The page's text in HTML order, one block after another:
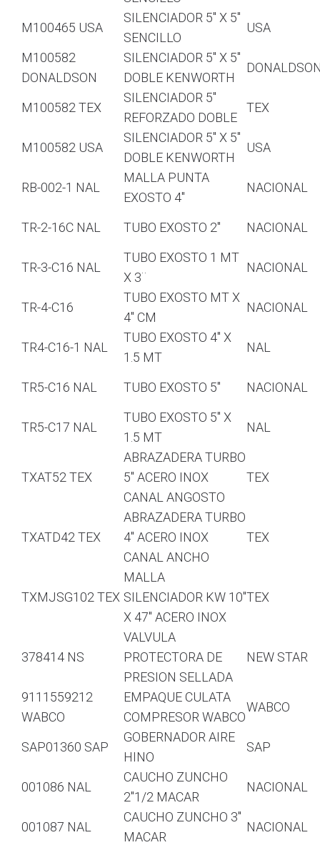
M100465 USA
SILENCIADOR 5″ X 5″
SENCILLO
USA
M100582
DONALDSON
SILENCIADOR 5″ X 5″
DOBLE KENWORTH
M100582 TEX
SILENCIADOR 5″
REFORZADO DOBLE
TEX
M100582 USA
SILENCIADOR 5″ X 5″
DOBLE KENWORTH
USA
RB-002-1 NAL
MALLA PUNTA
EXOSTO 4″
NACIONAL
TR-2-16C NAL TUBO EXOSTO 2″ NACIONAL
TR-3-C16 NAL
TUBO EXOSTO 1 MT
X 3¨
NACIONAL
TR-4-C16
TUBO EXOSTO MT X
4″ CM
NACIONAL
TR4-C16-1 NAL
TUBO EXOSTO 4″ X
1.5 MT
NAL
TR5-C16 NAL TUBO EXOSTO 5″ NACIONAL
TR5-C17 NAL
TUBO EXOSTO 5″ X
1.5 MT
NAL
TXAT52 TEX
ABRAZADERA TURBO
5″ ACERO INOX
CANAL ANGOSTO
TEX
TXATD42 TEX
ABRAZADERA TURBO
4″ ACERO INOX
CANAL ANCHO
TEX
TXMJSG102 TEX
MALLA
SILENCIADOR KW 10″
X 47″ ACERO INOX
TEX
378414 NS
VALVULA
PROTECTORA DE
PRESION SELLADA
NEW STAR
9111559212
WABCO
EMPAQUE CULATA
COMPRESOR WABCO
WABCO
SAP01360 SAP
GOBERNADOR AIRE
HINO
SAP
001086 NAL
CAUCHO ZUNCHO
2″1/2 MACAR
NACIONAL
001087 NAL
CAUCHO ZUNCHO 3″
MACAR
NACIONAL